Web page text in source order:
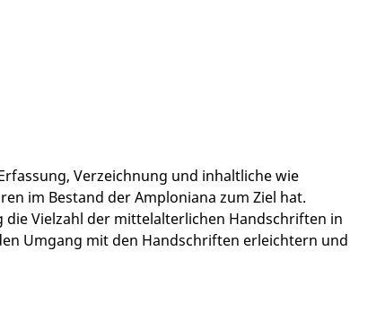
Verzeichnung und inhaltliche wie
im Bestand der Amploniana zum Ziel hat.
Vielzahl der mittelalterlichen Handschriften in
Umgang mit den Handschriften erleichtern und